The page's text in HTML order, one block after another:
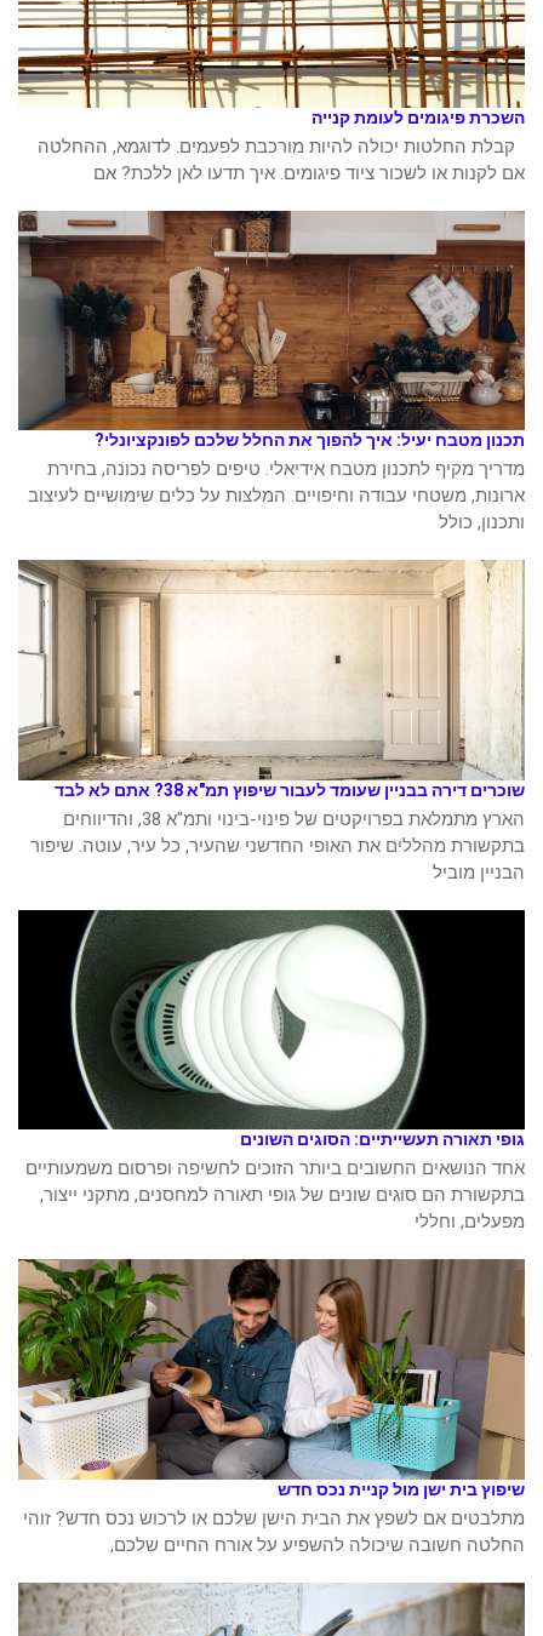
השכרת פיגומים לעומת קנייה
קבלת החלטות יכולה להיות מורכבת לפעמים. לדוגמא, ההחלטה
אם לקנות או לשכור ציוד פיגומים. איך תדעו לאן ללכת? אם
תכנון מטבח יעיל: איך להפוך את החלל שלכם לפונקציונלי?
מדריך מקיף לתכנון מטבח אידיאלי. טיפים לפריסה נכונה, בחירת
ארונות, משטחי עבודה וחיפויים. המלצות על כלים שימושיים לעיצוב
ותכנון, כולל
שוכרים דירה בבניין שעומד לעבור שיפוץ תמ"א 38? אתם לא לבד
הארץ מתמלאת בפרויקטים של פינוי-בינוי ותמ"א 38, והדיווחים
בתקשורת מהללים את האופי החדשני שהעיר, כל עיר, עוטה. שיפור
הבניין מוביל
גופי תאורה תעשייתיים: הסוגים השונים
אחד הנושאים החשובים ביותר הזוכים לחשיפה ופרסום משמעותיים
בתקשורת הם סוגים שונים של גופי תאורה למחסנים, מתקני ייצור,
מפעלים, וחללי
שיפוץ בית ישן מול קניית נכס חדש
מתלבטים אם לשפץ את הבית הישן שלכם או לרכוש נכס חדש? זוהי
החלטה חשובה שיכולה להשפיע על אורח החיים שלכם,